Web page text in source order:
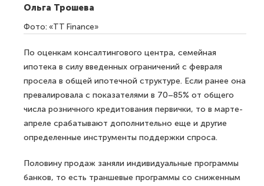
Ольга Трошева
Фото: «TT Finance»
По оценкам консалтингового центра, семейная
ипотека в силу введенных ограничений с февраля
просела в общей ипотечной структуре. Если ранее она
превалировала с показателями в 70–85% от общего
числа розничного кредитования первички, то в марте-
апреле срабатывают дополнительно еще и другие
определенные инструменты поддержки спроса.
Половину продаж заняли индивидуальные программы
банков, то есть траншевые программы со сниженным